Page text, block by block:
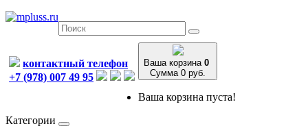
контактный телефон
+7 (978) 007 49 95
Ваша корзина 0
Сумма 0 руб.
Ваша корзина пуста!
Категории